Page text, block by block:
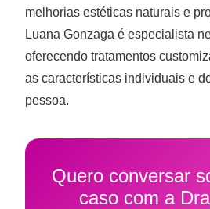
melhorias estéticas naturais e
Luana Gonzaga é especialista
oferecendo tratamentos
as características individuais e
pessoa.
Quero conversar
caso com a